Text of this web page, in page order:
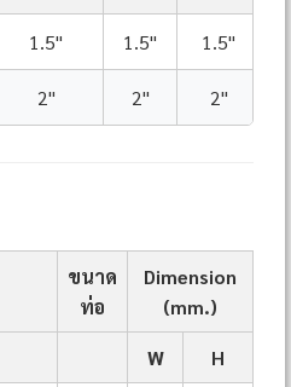
1.5" 1.5" 1.5"
2" 2" 2"
ขนาด
ท่อ
Dimension
(mm.)
W
H